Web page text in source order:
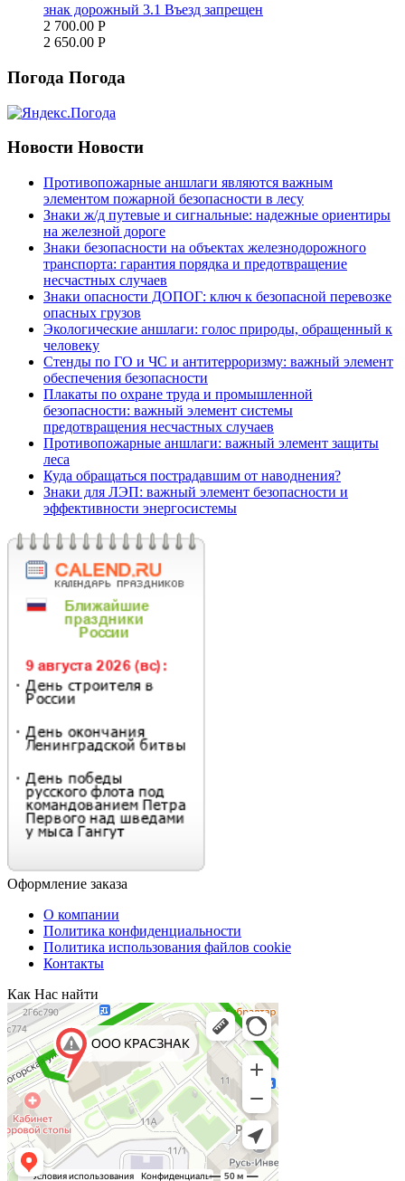
знак дорожный 3.1 Въезд запрещен
2 700.00 Р
2 650.00 Р
Погода Погода
Новости Новости
Противопожарные аншлаги являются важным
элементом пожарной безопасности в лесу
Знаки ж/д путевые и сигнальные: надежные ориентиры
на железной дороге
Знаки безопасности на объектах железнодорожного
транспорта: гарантия порядка и предотвращение
несчастных случаев
Знаки опасности ДОПОГ: ключ к безопасной перевозке
опасных грузов
Экологические аншлаги: голос природы, обращенный к
человеку
Стенды по ГО и ЧС и антитерроризму: важный элемент
обеспечения безопасности
Плакаты по охране труда и промышленной
безопасности: важный элемент системы
предотвращения несчастных случаев
Противопожарные аншлаги: важный элемент защиты
леса
Куда обращаться пострадавшим от наводнения?
Знаки для ЛЭП: важный элемент безопасности и
эффективности энергосистемы
Оформление заказа
О компании
Политика конфиденциальности
Политика использования файлов cookie
Контакты
Как Нас найти